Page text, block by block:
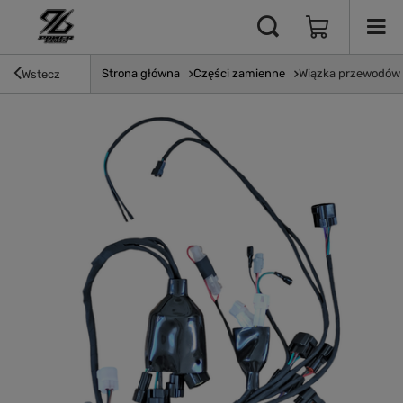
Wstecz Strona główna Części zamienne Wiązka